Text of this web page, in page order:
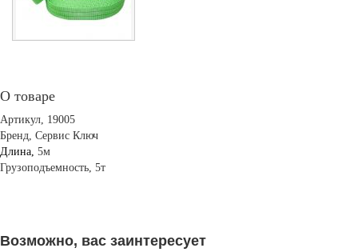
О товаре
Артикул, 19005
Бренд, Сервис Ключ
Длина, 5м
Грузоподъемность, 5т
Возможно, вас заинтересует